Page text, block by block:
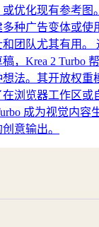
优化现有参考图
种广告变体或使
团队尤其有用。
，Krea 2 Turbo
想法。其开放权重
浏览器工作区或
成为视觉内容
意输出。